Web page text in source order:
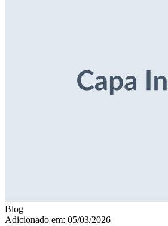
Blog
Adicionado em: 05/03/2026